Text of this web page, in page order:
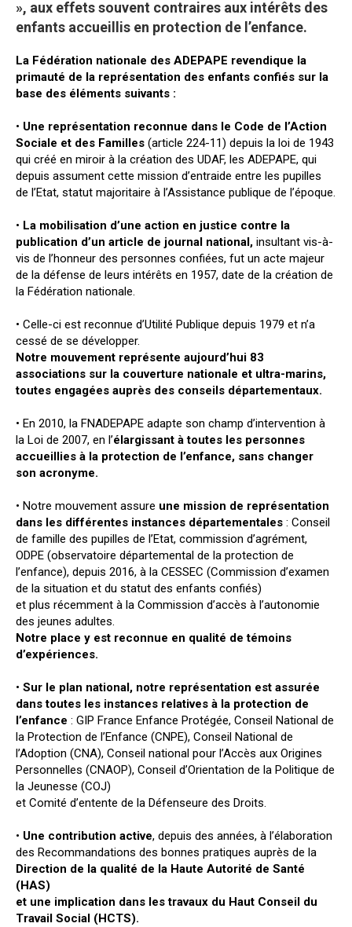
», aux effets souvent contraires aux intérêts des
enfants accueillis en protection de l’enfance.
La Fédération nationale des ADEPAPE revendique la
primauté de la représentation des enfants confiés sur la
base des éléments suivants :
• Une représentation reconnue dans le Code de l’Action
Sociale et des Familles (article 224-11) depuis la loi de 1943
qui créé en miroir à la création des UDAF, les ADEPAPE, qui
depuis assument cette mission d’entraide entre les pupilles
de l’Etat, statut majoritaire à l’Assistance publique de l’époque.
• La mobilisation d’une action en justice contre la
publication d’un article de journal national, insultant vis-à-
vis de l’honneur des personnes confiées, fut un acte majeur
de la défense de leurs intérêts en 1957, date de la création de
la Fédération nationale.
• Celle-ci est reconnue d’Utilité Publique depuis 1979 et n’a
cessé de se développer.
Notre mouvement représente aujourd’hui 83
associations sur la couverture nationale et ultra-marins,
toutes engagées auprès des conseils départementaux.
• En 2010, la FNADEPAPE adapte son champ d’intervention à
la Loi de 2007, en l’élargissant à toutes les personnes
accueillies à la protection de l’enfance, sans changer
son acronyme.
• Notre mouvement assure une mission de représentation
dans les différentes instances départementales : Conseil
de famille des pupilles de l’Etat, commission d’agrément,
ODPE (observatoire départemental de la protection de
l’enfance), depuis 2016, à la CESSEC (Commission d’examen
de la situation et du statut des enfants confiés)
et plus récemment à la Commission d’accès à l’autonomie
des jeunes adultes.
Notre place y est reconnue en qualité de témoins
d’expériences.
• Sur le plan national, notre représentation est assurée
dans toutes les instances relatives à la protection de
l’enfance : GIP France Enfance Protégée, Conseil National de
la Protection de l’Enfance (CNPE), Conseil National de
l’Adoption (CNA), Conseil national pour l’Accès aux Origines
Personnelles (CNAOP), Conseil d’Orientation de la Politique de
la Jeunesse (COJ)
et Comité d’entente de la Défenseure des Droits.
• Une contribution active, depuis des années, à l’élaboration
des Recommandations des bonnes pratiques auprès de la
Direction de la qualité de la Haute Autorité de Santé
(HAS)
et une implication dans les travaux du Haut Conseil du
Travail Social (HCTS).